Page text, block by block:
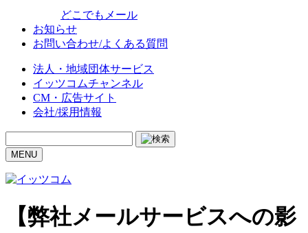
どこでもメール
お知らせ
お問い合わせ/よくある質問
法人・地域団体サービス
イッツコムチャンネル
CM・広告サイト
会社/採用情報
MENU
【弊社メールサービスへの影